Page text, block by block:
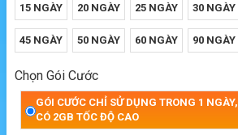
15 NGÀY 20 NGÀY 25 NGÀY 30 NGÀY
45 NGÀY 50 NGÀY 60 NGÀY 90 NGÀY
Chọn Gói Cước
GÓI CƯỚC CHỈ SỬ DỤNG TRONG 1 NGÀY,
CÓ 2GB TỐC ĐỘ CAO